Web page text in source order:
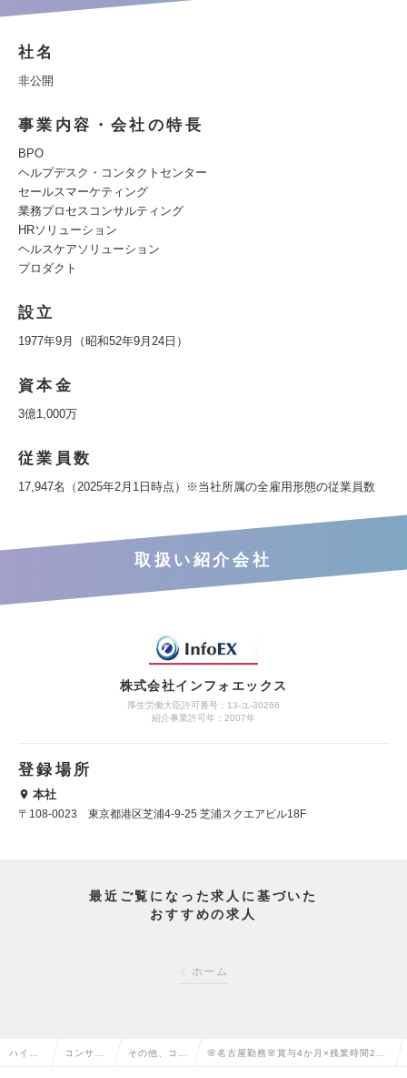
社名
非公開
事業内容・会社の特長
BPO
ヘルプデスク・コンタクトセンター
セールスマーケティング
業務プロセスコンサルティング
HRソリューション
ヘルスケアソリューション
プロダクト
設立
1977年9月（昭和52年9月24日）
資本金
3億1,000万
従業員数
17,947名（2025年2月1日時点）※当社所属の全雇用形態の従業員数
取扱い紹介会社
株式会社インフォエックス
厚生労働大臣許可番号：13-ユ-30266
紹介事業許可年：2007年
登録場所
本社
〒108-0023 東京都港区芝浦4-9-25 芝浦スクエアビル18F
最近ご覧になった求人に基づいた
おすすめの求人
ホーム
ハイク コンサル その他、コン 🌸名古屋勤務🌸賞与4か月×残業時間20H